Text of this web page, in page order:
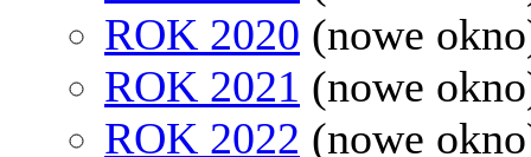
ROK 2020 (nowe
ROK 2021 (nowe
ROK 2022 (nowe